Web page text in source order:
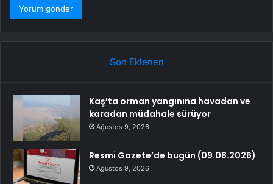
Son Eklenen
Kaş’ta orman yangınına havadan ve
karadan müdahale sürüyor
Ağustos 9, 2026
Resmi Gazete’de bugün (09.08.2026)
Ağustos 9, 2026